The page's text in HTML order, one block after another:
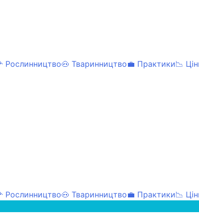
Рослинництво🐽 Тваринництво💼 Практики📉
Рослинництво🐽 Тваринництво💼 Практики📉